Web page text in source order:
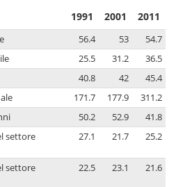
1991 2001 2011
56.4 53
54.7
25.5 31.2
36.5
40.8 42
45.4
171.7 177.9
311.2
50.2 52.9
41.8
settore
27.1 21.7 25.2
settore
22.5 23.1 21.6